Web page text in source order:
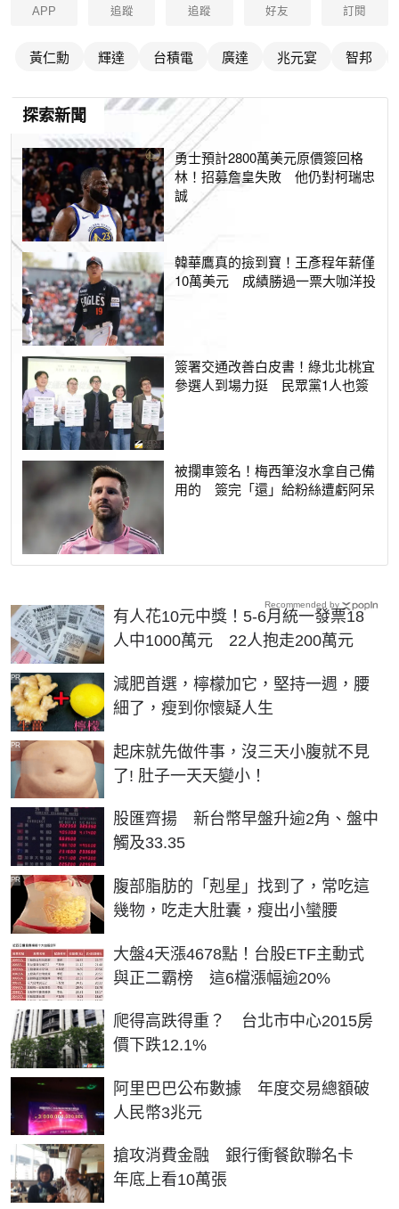
APP 追蹤 追蹤 好友 訂閱
黃仁勳 輝達 台積電 廣達 兆元宴 智邦
探索新聞
勇士預計2800萬美元原價簽回格
林！招募詹皇失敗 他仍對柯瑞忠
誠
韓華鷹真的撿到寶！王彥程年薪僅
10萬美元 成績勝過一票大咖洋投
簽署交通改善白皮書！綠北北桃宜
參選人到場力挺 民眾黨1人也簽
被攔車簽名！梅西筆沒水拿自己備
用的 簽完「還」給粉絲遭虧阿呆
有人花10元中獎！5-6月統一發票18
人中1000萬元 22人抱走200萬元
減肥首選，檸檬加它，堅持一週，腰
細了，瘦到你懷疑人生
PR
起床就先做件事，沒三天小腹就不見
了! 肚子一天天變小！
PR
股匯齊揚 新台幣早盤升逾2角、盤中
觸及33.35
腹部脂肪的「剋星」找到了，常吃這
幾物，吃走大肚囊，瘦出小蠻腰
PR
大盤4天漲4678點！台股ETF主動式
與正二霸榜 這6檔漲幅逾20%
爬得高跌得重？ 台北市中心2015房
價下跌12.1%
阿里巴巴公布數據 年度交易總額破
人民幣3兆元
搶攻消費金融 銀行衝餐飲聯名卡
年底上看10萬張
Recommended by